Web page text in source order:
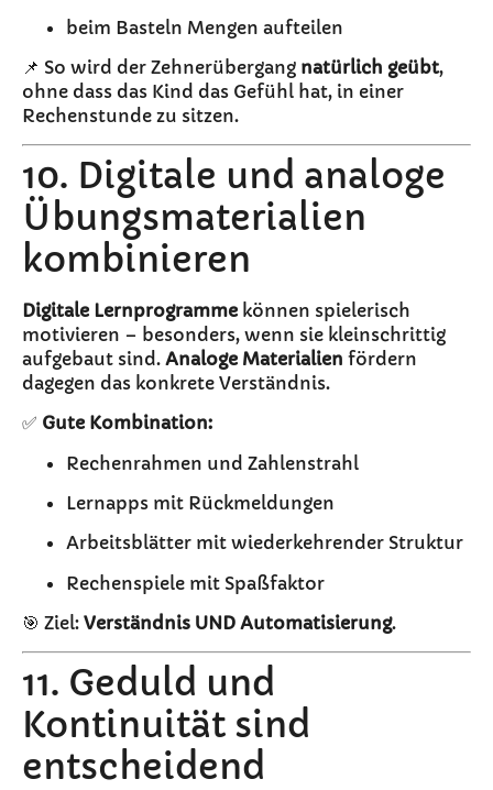
beim Basteln Mengen aufteilen
📌 So wird der Zehnerübergang natürlich geübt,
ohne dass das Kind das Gefühl hat, in einer
Rechenstunde zu sitzen.
10. Digitale und analoge
Übungsmaterialien
kombinieren
Digitale Lernprogramme können spielerisch
motivieren – besonders, wenn sie kleinschrittig
aufgebaut sind. Analoge Materialien fördern
dagegen das konkrete Verständnis.
✅ Gute Kombination:
Rechenrahmen und Zahlenstrahl
Lernapps mit Rückmeldungen
Arbeitsblätter mit wiederkehrender Struktur
Rechenspiele mit Spaßfaktor
🎯 Ziel: Verständnis UND Automatisierung.
11. Geduld und
Kontinuität sind
entscheidend